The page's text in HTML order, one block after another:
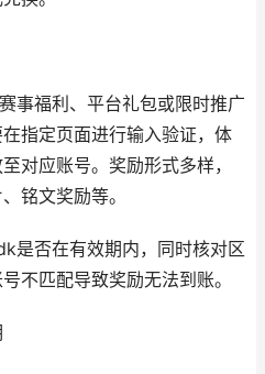
事福利、平台礼包或限时推广
指定页面进行输入验证，体
对应账号。奖励形式多样，
铭文奖励等。
是否在有效期内，同时核对区
不匹配导致奖励无法到账。